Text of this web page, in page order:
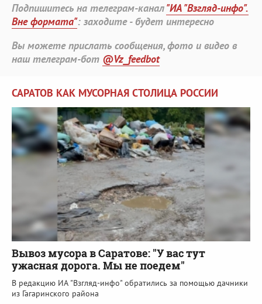
Подпишитесь на телеграм-канал"ИА "Взгляд-инфо".
Вне формата": заходите - будет интересно
Вы можете прислать сообщения, фото и видео в
наш телеграм-бот @Vz_feedbot
САРАТОВ КАК МУСОРНАЯ СТОЛИЦА РОССИИ
Вывоз мусора в Саратове: "У вас тут
ужасная дорога. Мы не поедем"
В редакцию ИА "Взгляд-инфо" обратились за помощью дачники
из Гагаринского района